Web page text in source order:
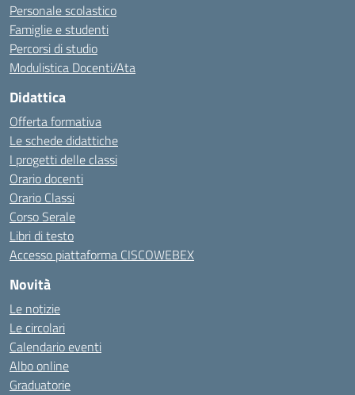
Personale scolastico
Famiglie e studenti
Percorsi di studio
Modulistica Docenti/Ata
Didattica
Offerta formativa
Le schede didattiche
I progetti delle classi
Orario docenti
Orario Classi
Corso Serale
Libri di testo
Accesso piattaforma CISCOWEBEX
Novità
Le notizie
Le circolari
Calendario eventi
Albo online
Graduatorie